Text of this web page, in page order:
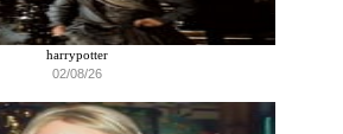
harrypotter
02/08/26